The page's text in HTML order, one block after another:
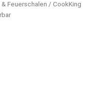
Feuerschalen / CookKing